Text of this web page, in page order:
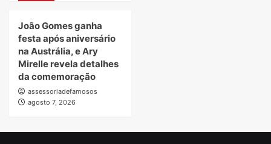
João Gomes ganha
festa após aniversário
na Austrália, e Ary
Mirelle revela detalhes
da comemoração
assessoriadefamosos
agosto 7, 2026